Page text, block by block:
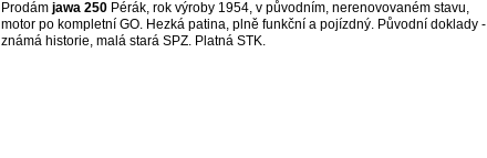
Prodám jawa 250 Pérák, rok výroby 1954, v původním, nerenovovaném stavu,
motor po kompletní GO. Hezká patina, plně funkční a pojízdný. Původní doklady -
známá historie, malá stará SPZ. Platná STK.